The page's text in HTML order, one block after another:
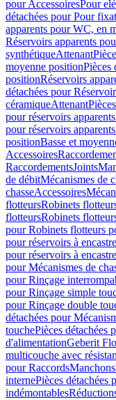
pour AccessoiresPour
détachées pour Pour
apparents pour WC, en
Réservoirs apparents
synthétiqueAttenant
moyenne positionPièces
positionRéservoirs
détachées pour
céramiqueAttenant
pour réservoirs apparents
pour réservoirs apparents
positionBasse et
Accessoires
RaccordementsJoints
de débitMécanismes de
chasseAccessoires
flotteursRobinets
flotteursRobinets
pour Robinets flotteurs
pour réservoirs à
pour réservoirs à
pour Mécanismes de
pour Rinçage
pour Rinçage simple
pour Rinçage double
détachées pour
touchePièces détachées
d'alimentationGeberit
multicouche avec
pour RaccordsManchons
internePièces détachées
indémontables